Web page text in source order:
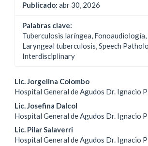
Publicado: abr 30, 2026
Palabras clave:
Tuberculosis laríngea,
Laryngeal tuberculosis, Speech
Interdisciplinary
Contenido
principal
del
artículo
Lic. Jorgelina Colombo
Hospital General de Agudos Dr. Ignacio
Lic. Josefina Dalcol
Hospital General de Agudos Dr. Ignacio
Lic. Pilar Salaverri
Hospital General de Agudos Dr. Ignacio